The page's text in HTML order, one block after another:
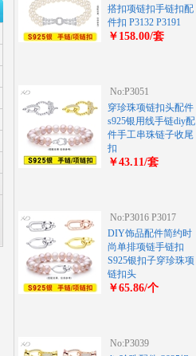
搭扣项链扣手链扣配
件扣 P3132 P3191
￥158.00/套
No:P3051
穿珍珠项链扣头配件
s925银用线手链diy配
件手工串珠链子收尾
扣
￥43.11/套
No:P3016 P3017
DIY饰品配件简约时
尚单排项链手链扣
S925银扣子穿珍珠项
链扣头
￥65.86/个
No:P3039